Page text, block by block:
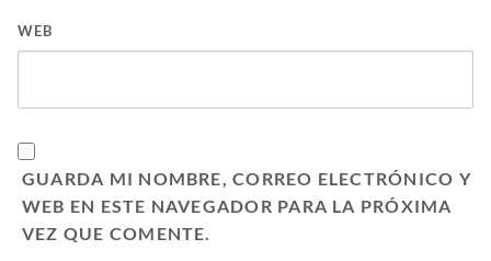
WEB
GUARDA MI NOMBRE, CORREO ELECTRÓNICO Y
WEB EN ESTE NAVEGADOR PARA LA PRÓXIMA
VEZ QUE COMENTE.